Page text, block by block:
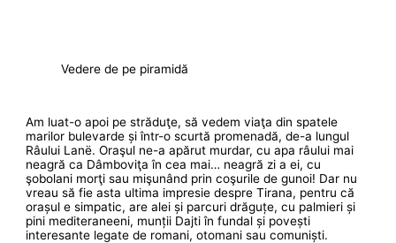
Vedere de pe piramidă
Am luat-o apoi pe străduţe, să vedem viaţa din spatele
marilor bulevarde și într-o scurtă promenadă, de-a lungul
Râului Lanë. Oraşul ne-a apărut murdar, cu apa râului mai
neagră ca Dâmboviţa în cea mai… neagră zi a ei, cu
şobolani morţi sau mişunând prin coşurile de gunoi! Dar nu
vreau să fie asta ultima impresie despre Tirana, pentru că
orașul e simpatic, are alei și parcuri drăguțe, cu palmieri și
pini mediteraneeni, munții Dajti în fundal și povești
interesante legate de romani, otomani sau comuniști.